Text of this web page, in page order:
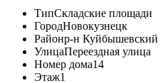
ТипСкладские площади
ГородНовокузнецк
Районр-н Куйбышевский
УлицаПереездная улица
Номер дома14
Этаж1